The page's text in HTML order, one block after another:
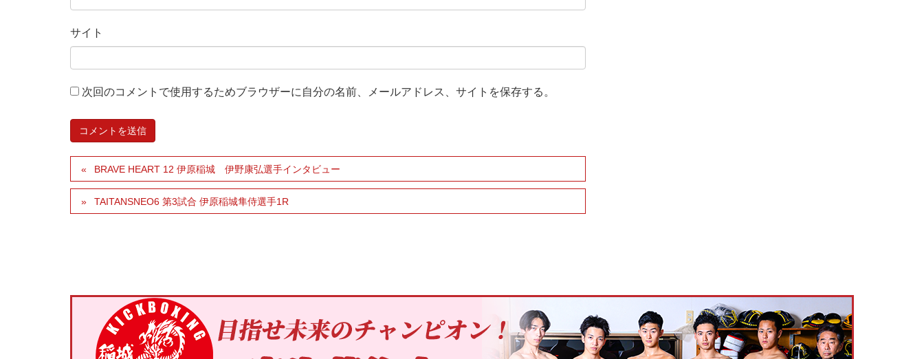
サイト
次回のコメントで使用するためブラウザーに自分の名前、メールアドレス、サイトを保存する。
BRAVE HEART 12 伊原稲城 伊野康弘選手インタビュー
TAITANSNEO6 第3試合 伊原稲城隼侍選手1R